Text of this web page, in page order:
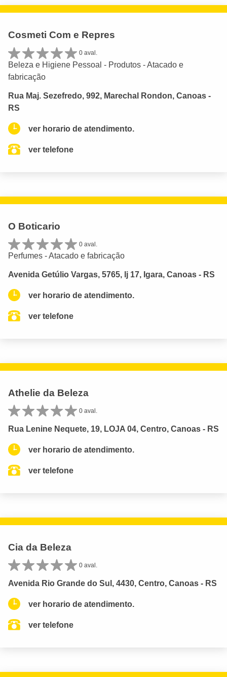
Cosmeti Com e Repres
0 aval.
Beleza e Higiene Pessoal - Produtos - Atacado e
fabricação
Rua Maj. Sezefredo, 992, Marechal Rondon, Canoas -
RS
ver horario de atendimento.
ver telefone
O Boticario
0 aval.
Perfumes - Atacado e fabricação
Avenida Getúlio Vargas, 5765, lj 17, Igara, Canoas - RS
ver horario de atendimento.
ver telefone
Athelie da Beleza
0 aval.
Rua Lenine Nequete, 19, LOJA 04, Centro, Canoas - RS
ver horario de atendimento.
ver telefone
Cia da Beleza
0 aval.
Avenida Rio Grande do Sul, 4430, Centro, Canoas - RS
ver horario de atendimento.
ver telefone